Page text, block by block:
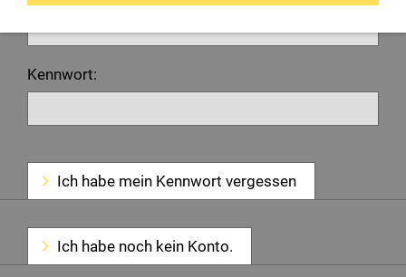
Kennwort:
Ich habe mein Kennwort vergessen
Ich habe noch kein Konto.